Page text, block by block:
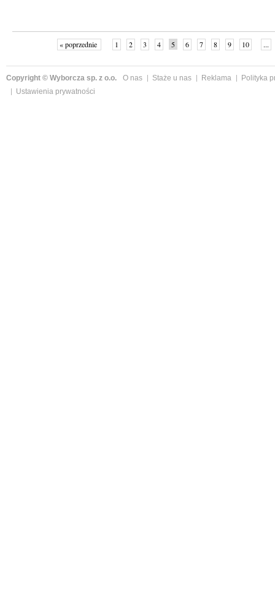
« poprzednie 1 2 3 4 5 6 7 8 9 10 ...
Copyright © Wyborcza sp. z o.o. O nas Staże u nas Reklama
Polityka
Ustawienia prywatności